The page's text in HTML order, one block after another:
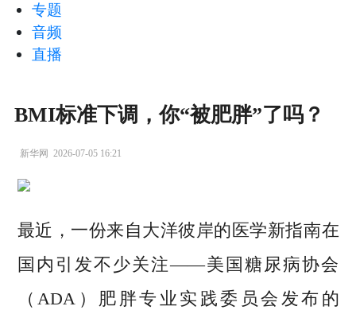
专题
音频
直播
BMI标准下调，你“被肥胖”了吗？
新华网 2026-07-05 16:21
最近，一份来自大洋彼岸的医学新指南在
国内引发不少关注——美国糖尿病协会
（ADA）肥胖专业实践委员会发布的